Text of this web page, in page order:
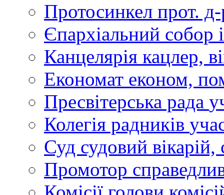
Протосинкел прот.
Єпархіальний собор
Канцелярія кацлер,
Економат економ,
Пресвітерська рада
Колегія радників
Суд судовий вікарій,
Промотор